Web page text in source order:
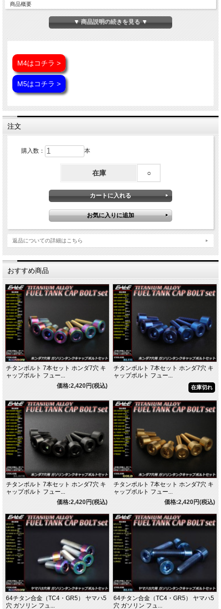
商品概要
■トルクスヘッド タッピング ビス
■商品番号：JA1274
■ネジの呼び：M5
■ネジ長さ：25mm
■カラー：シルバー チタン原色
■入数：数量1で1本
※記載のサイズ・重量は平均値です。個体により誤差がございます。また、個体差
により着色が異なります。色味違い等による商品の交換はできません。予めご理解
※チタンはカジリや焼き付きの発生しやすい材質です。折損防止のため、グリス等
※入荷ロットにより、仕様変更になる場合がございます。
※ご注文確定後の商品のご変更はできません。ご注文前に必ずご注文内容をご確認
▼ 商品説明の続きを見る ▼
M4はコチラ >
M5はコチラ >
注文
購入数： 本
在庫 ○
返品についての詳細はこちら
おすすめ商品
チタンボルト 7本セット ホンダ7穴 キ
ャップボルト フュー...
価格:2,420円(税込)
チタンボルト 7本セット ホンダ7穴 キ
ャップボルト フュー...
在庫切れ
チタンボルト 7本セット ホンダ7穴 キ
ャップボルト フュー...
価格:2,420円(税込)
チタンボルト 7本セット ホンダ7穴 キ
ャップボルト フュー...
価格:2,420円(税込)
64チタン合金（TC4・GR5） ヤマハ5
穴 ガソリン フュ...
64チタン合金（TC4・GR5） ヤマハ5
穴 ガソリン フュ...